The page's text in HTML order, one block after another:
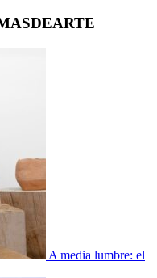
A media lumbre: el